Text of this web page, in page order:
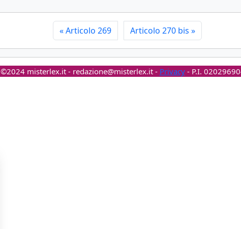
«Articolo 269 Articolo 270 bis »
©2024 misterlex.it - redazione@misterlex.it- Privacy- P.I.